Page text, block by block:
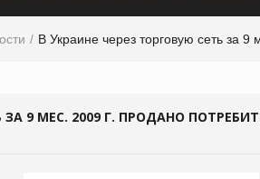
В Украине через торговую сеть за 9
9 МЕС. 2009 Г. ПРОДАНО